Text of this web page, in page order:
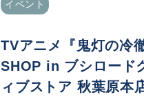
イベント
TVアニメ『鬼灯の冷
SHOP in ブシロード
ィブストア 秋葉原本